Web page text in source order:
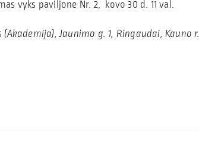
vyks paviljone Nr. 2, kovo 30 d. 11 val.
Jaunimo g. 1, Ringaudai, Kauno r.